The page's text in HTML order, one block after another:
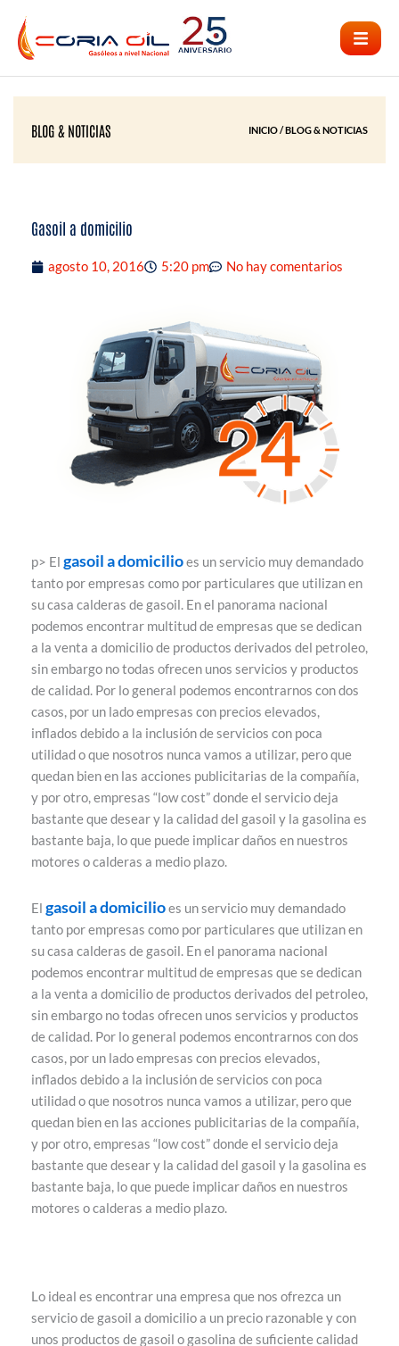
contenido
BLOG & NOTICIAS INICIO / BLOG & NOTICIAS
Gasoil a domicilio
agosto 10, 2016 5:20 pm No hay comentarios
p> El gasoil a domicilioes un servicio muy demandado
tanto por empresas como por particulares que utilizan en
su casa calderas de gasoil. En el panorama nacional
podemos encontrar multitud de empresas que se dedican
a la venta a domicilio de productos derivados del petroleo,
sin embargo no todas ofrecen unos servicios y productos
de calidad. Por lo general podemos encontrarnos con dos
casos, por un lado empresas con precios elevados,
inflados debido a la inclusión de servicios con poca
utilidad o que nosotros nunca vamos a utilizar, pero que
quedan bien en las acciones publicitarias de la compañía,
y por otro, empresas “low cost” donde el servicio deja
bastante que desear y la calidad del gasoil y la gasolina es
bastante baja, lo que puede implicar daños en nuestros
motores o calderas a medio plazo.
El gasoil a domicilioes un servicio muy demandado
tanto por empresas como por particulares que utilizan en
su casa calderas de gasoil. En el panorama nacional
podemos encontrar multitud de empresas que se dedican
a la venta a domicilio de productos derivados del petroleo,
sin embargo no todas ofrecen unos servicios y productos
de calidad. Por lo general podemos encontrarnos con dos
casos, por un lado empresas con precios elevados,
inflados debido a la inclusión de servicios con poca
utilidad o que nosotros nunca vamos a utilizar, pero que
quedan bien en las acciones publicitarias de la compañía,
y por otro, empresas “low cost” donde el servicio deja
bastante que desear y la calidad del gasoil y la gasolina es
bastante baja, lo que puede implicar daños en nuestros
motores o calderas a medio plazo.
Lo ideal es encontrar una empresa que nos ofrezca un
servicio de gasoil a domicilio a un precio razonable y con
unos productos de gasoil o gasolina de suficiente calidad